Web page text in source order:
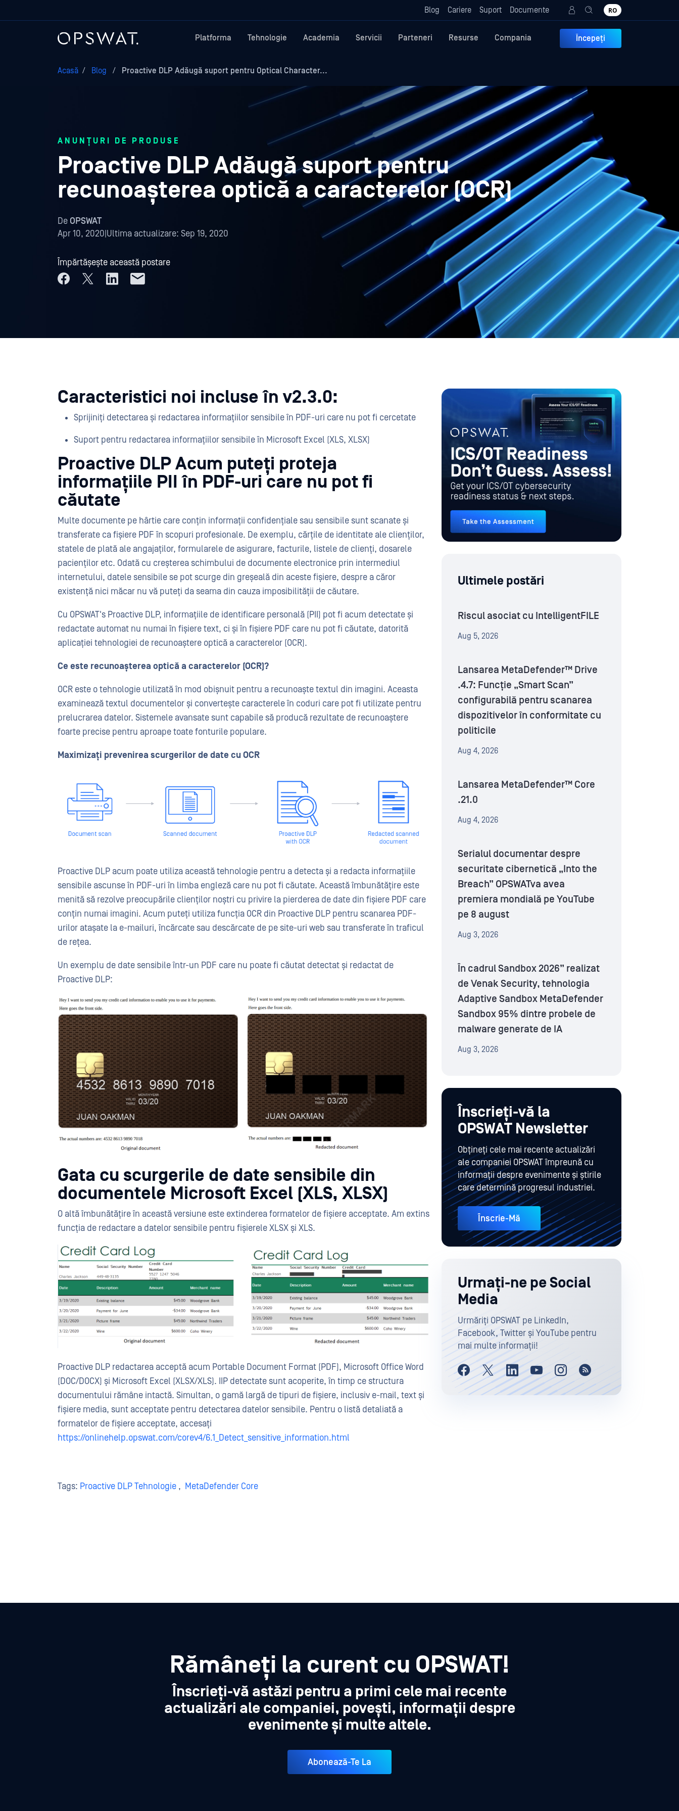
Blog Cariere Suport Documente RO
Platforma Tehnologie Academia Servicii Parteneri Resurse Compania Începeți
Acasă / Blog / Proactive DLP Adăugă suport pentru Optical Character...
ANUNȚURI DE PRODUSE
Proactive DLP Adăugă suport pentru
recunoașterea optică a caracterelor (OCR)
De OPSWAT
Apr 10, 2020 Ultima actualizare: Sep 19, 2020
Împărtășește această postare
Caracteristici noi incluse în v2.3.0:
Sprijiniți detectarea și redactarea informațiilor sensibile în PDF-uri care nu pot fi cercetate
Suport pentru redactarea informațiilor sensibile în Microsoft Excel (XLS, XLSX)
Proactive DLP Acum puteți proteja
informațiile PII în PDF-uri care nu pot fi
căutate
Multe documente pe hârtie care conțin informații confidențiale sau sensibile sunt scanate și
transferate ca fișiere PDF în scopuri profesionale. De exemplu, cărțile de identitate ale clienților,
statele de plată ale angajaților, formularele de asigurare, facturile, listele de clienți, dosarele
pacienților etc. Odată cu creșterea schimbului de documente electronice prin intermediul
internetului, datele sensibile se pot scurge din greșeală din aceste fișiere, despre a căror
existență nici măcar nu vă puteți da seama din cauza imposibilității de căutare.
Cu OPSWAT's Proactive DLP, informațiile de identificare personală (PII) pot fi acum detectate și
redactate automat nu numai în fișiere text, ci și în fișiere PDF care nu pot fi căutate, datorită
aplicației tehnologiei de recunoaștere optică a caracterelor (OCR).
Ce este recunoașterea optică a caracterelor (OCR)?
OCR este o tehnologie utilizată în mod obișnuit pentru a recunoaște textul din imagini. Aceasta
examinează textul documentelor și convertește caracterele în coduri care pot fi utilizate pentru
prelucrarea datelor. Sistemele avansate sunt capabile să producă rezultate de recunoaștere
foarte precise pentru aproape toate fonturile populare.
Maximizați prevenirea scurgerilor de date cu OCR
Proactive DLP acum poate utiliza această tehnologie pentru a detecta și a redacta informațiile
sensibile ascunse în PDF-uri în limba engleză care nu pot fi căutate. Această îmbunătățire este
menită să rezolve preocupările clienților noștri cu privire la pierderea de date din fișiere PDF care
conțin numai imagini. Acum puteți utiliza funcția OCR din Proactive DLP pentru scanarea PDF-
urilor atașate la e-mailuri, încărcate sau descărcate de pe site-uri web sau transferate în traficul
de rețea.
Un exemplu de date sensibile într-un PDF care nu poate fi căutat detectat și redactat de
Proactive DLP:
Gata cu scurgerile de date sensibile din
documentele Microsoft Excel (XLS, XLSX)
O altă îmbunătățire în această versiune este extinderea formatelor de fișiere acceptate. Am extins
funcția de redactare a datelor sensibile pentru fișierele XLSX și XLS.
Proactive DLP redactarea acceptă acum Portable Document Format (PDF), Microsoft Office Word
(DOC/DOCX) și Microsoft Excel (XLSX/XLS). IIP detectate sunt acoperite, în timp ce structura
documentului rămâne intactă. Simultan, o gamă largă de tipuri de fișiere, inclusiv e-mail, text și
fișiere media, sunt acceptate pentru detectarea datelor sensibile. Pentru o listă detaliată a
formatelor de fișiere acceptate, accesați
https://onlinehelp.opswat.com/corev4/6.1_Detect_sensitive_information.html
Tags: Proactive DLP Tehnologie , MetaDefender Core
Ultimele postări
Riscul asociat cu IntelligentFILE
Aug 5, 2026
Lansarea MetaDefender™ Drive
.4.7: Funcție „Smart Scan”
configurabilă pentru scanarea
dispozitivelor în conformitate cu
politicile
Aug 4, 2026
Lansarea MetaDefender™ Core
.21.0
Aug 4, 2026
Serialul documentar despre
securitate cibernetică „Into the
Breach” OPSWATva avea
premiera mondială pe YouTube
pe 8 august
Aug 3, 2026
În cadrul Sandbox 2026” realizat
de Venak Security, tehnologia
Adaptive Sandbox MetaDefender
Sandbox 95% dintre probele de
malware generate de IA
Aug 3, 2026
Înscrieți-vă la
OPSWAT Newsletter
Obțineți cele mai recente actualizări
ale companiei OPSWAT împreună cu
informații despre evenimente și știrile
care determină progresul industriei.
Înscrie-Mă
Urmați-ne pe Social
Media
Urmăriți OPSWAT pe LinkedIn,
Facebook, Twitter și YouTube pentru
mai multe informații!
Rămâneți la curent cu OPSWAT!
Înscrieți-vă astăzi pentru a primi cele mai recente
actualizări ale companiei, povești, informații despre
evenimente și multe altele.
Abonează-Te La